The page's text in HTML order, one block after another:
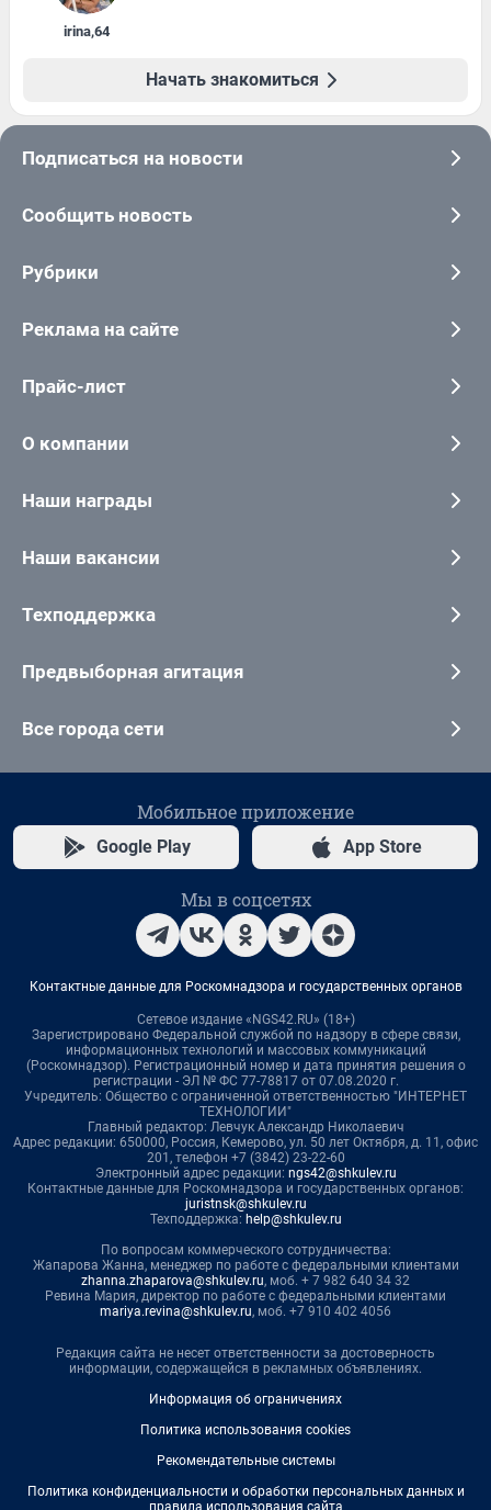
irina,64
Начать знакомиться
Подписаться на новости
Сообщить новость
Рубрики
Реклама на сайте
Прайс-лист
О компании
Наши награды
Наши вакансии
Техподдержка
Предвыборная агитация
Все города сети
Мобильное приложение
Google Play App Store
Мы в соцсетях
Контактные данные для Роскомнадзора и государственных органов
Сетевое издание «NGS42.RU» (18+)
Зарегистрировано Федеральной службой по надзору в сфере связи,
информационных технологий и массовых коммуникаций
(Роскомнадзор). Регистрационный номер и дата принятия решения о
регистрации - ЭЛ № ФС 77-78817 от 07.08.2020 г.
Учредитель: Общество с ограниченной ответственностью "ИНТЕРНЕТ
ТЕХНОЛОГИИ"
Главный редактор: Левчук Александр Николаевич
Адрес редакции: 650000, Россия, Кемерово, ул. 50 лет Октября, д. 11, офис
201, телефон +7 (3842) 23-22-60
Электронный адрес редакции: ngs42@shkulev.ru
Контактные данные для Роскомнадзора и государственных органов:
juristnsk@shkulev.ru
Техподдержка: help@shkulev.ru
По вопросам коммерческого сотрудничества:
Жапарова Жанна, менеджер по работе с федеральными клиентами
zhanna.zhaparova@shkulev.ru, моб. + 7 982 640 34 32
Ревина Мария, директор по работе с федеральными клиентами
mariya.revina@shkulev.ru, моб. +7 910 402 4056
Редакция сайта не несет ответственности за достоверность
информации, содержащейся в рекламных объявлениях.
Информация об ограничениях
Политика использования cookies
Рекомендательные системы
Политика конфиденциальности и обработки персональных данных и
правила использования сайта